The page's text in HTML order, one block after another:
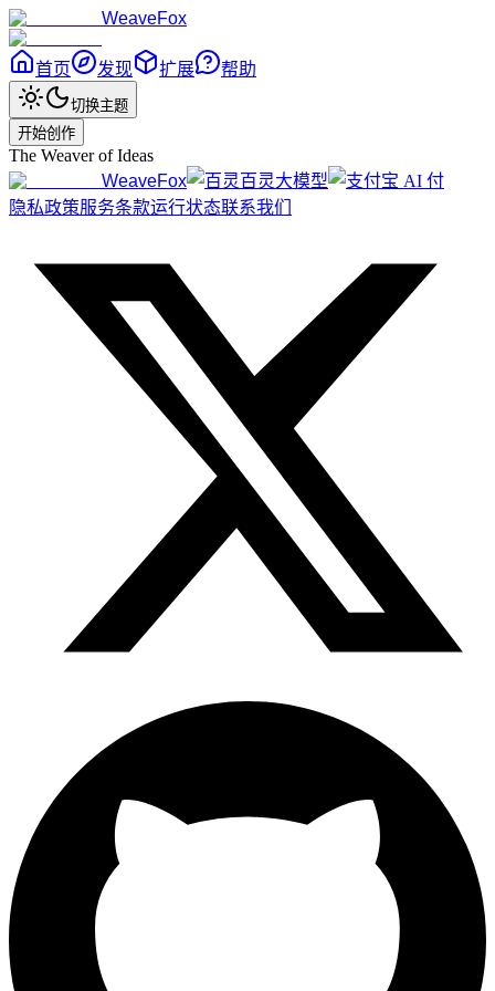
WeaveFox
首页 发现 扩展 帮助
切换主题
开始创作
The Weaver of Ideas
WeaveFox
百灵大模型
隐私政策服务条款运行状态联系我们